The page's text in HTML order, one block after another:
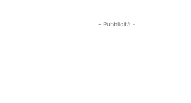
- Pubblicità -